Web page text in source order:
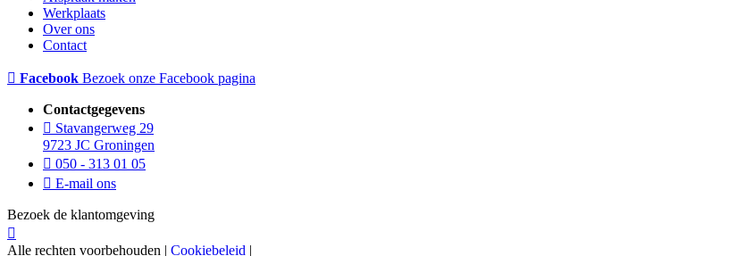
Werkplaats
Over ons
Contact
Facebook Bezoek onze Facebook pagina
Contactgegevens
Stavangerweg 29
9723 JC Groningen
050 - 313 01 05
E-mail ons
Bezoek de klantomgeving
Alle rechten voorbehouden | Cookiebeleid |